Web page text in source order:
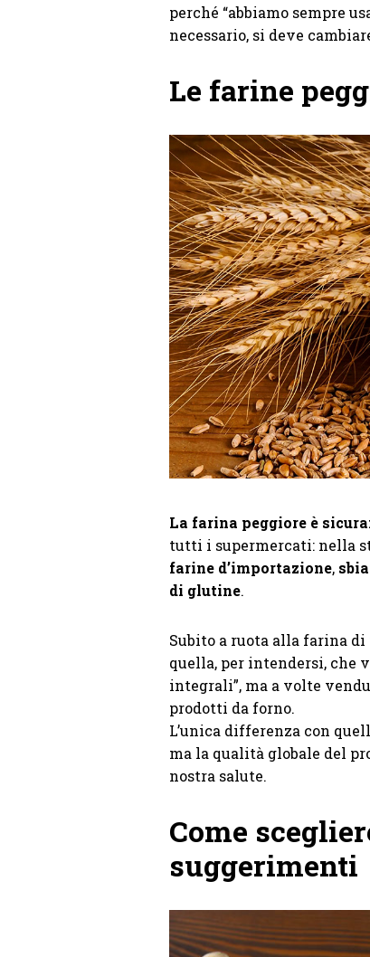
perché “abbiamo sempre
necessario, si deve
Le farine
La farina peggiore è
tutti i supermercati: nella
farine d’importazione,
di glutine.
Subito a ruota alla farina di
quella, per intendersi, che
integrali”, ma a volte
prodotti da forno.
L’unica differenza con
ma la qualità globale del
nostra salute.
Come
suggerimenti